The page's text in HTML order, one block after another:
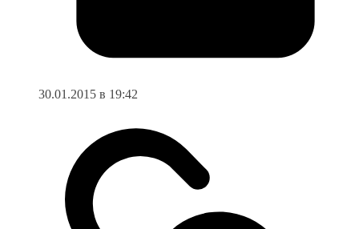
30.01.2015 в 19:42